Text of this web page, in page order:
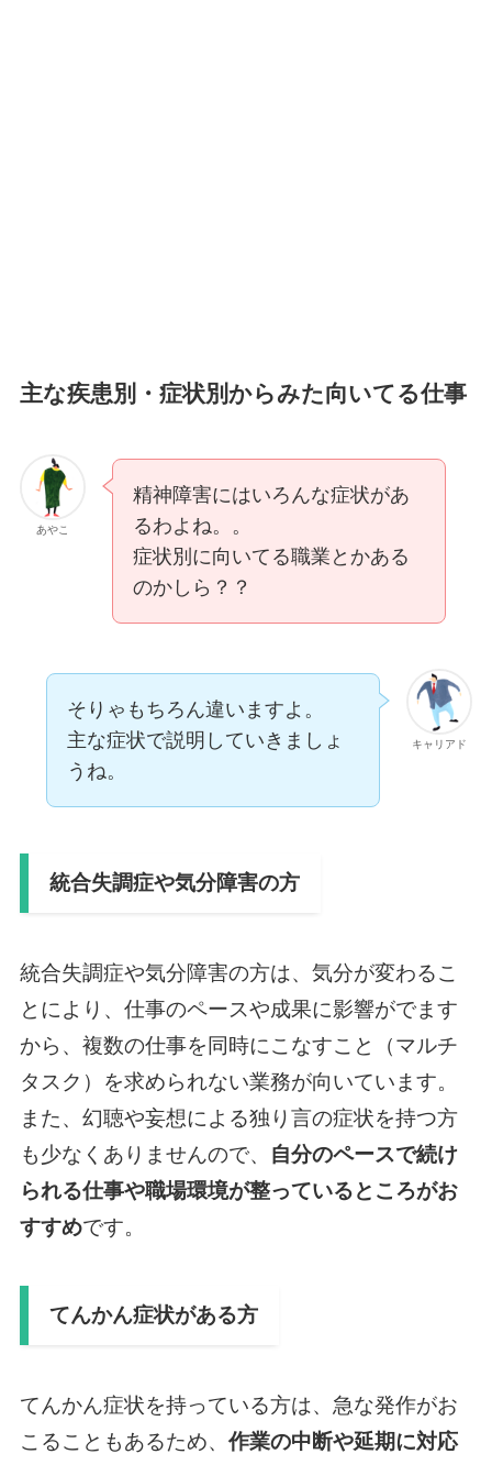
主な疾患別・症状別からみた向いてる仕事
あやこ
精神障害にはいろんな症状があ
るわよね。。
症状別に向いてる職業とかある
のかしら？？
キャリアド
そりゃもちろん違いますよ。
主な症状で説明していきましょ
うね。
統合失調症や気分障害の方
統合失調症や気分障害の方は、気分が変わるこ
とにより、仕事のペースや成果に影響がでます
から、複数の仕事を同時にこなすこと（マルチ
タスク）を求められない業務が向いています。
また、幻聴や妄想による独り言の症状を持つ方
も少なくありませんので、 自分のペースで続け
られる仕事や職場環境が整っているところがお
すすめです。
てんかん症状がある方
てんかん症状を持っている方は、急な発作がお
こることもあるため、作業の中断や延期に対応